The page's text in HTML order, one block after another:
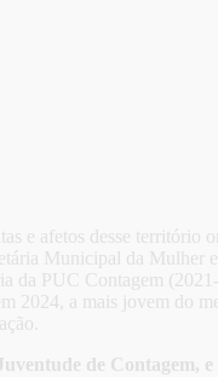
e afetos desse território
Municipal da Mulher
da PUC Contagem
2024, a mais jovem do
de Contagem, e